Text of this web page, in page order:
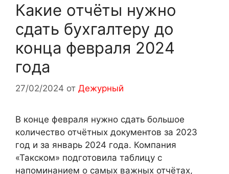
Какие отчёты нужно
сдать бухгалтеру до
конца февраля 2024
года
27/02/2024 от Дежурный
В конце февраля нужно сдать большое
количество отчётных документов за 2023
год и за январь 2024 года. Компания
«Такском» подготовила таблицу с
напоминанием о самых важных отчётах,